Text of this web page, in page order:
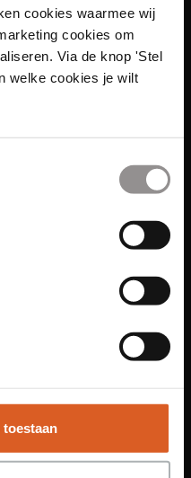
cookies waarmee wij
cookies om
Via de knop 'Stel
welke cookies je wilt